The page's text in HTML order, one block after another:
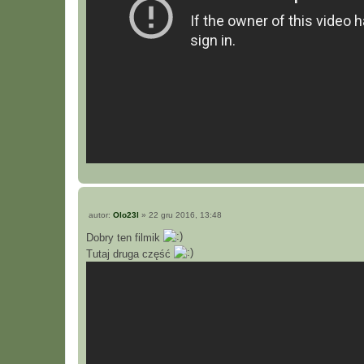
P
s
t
autor: Olo23l » 22 gru 2016, 13:48
Dobry ten filmik
Tutaj druga część